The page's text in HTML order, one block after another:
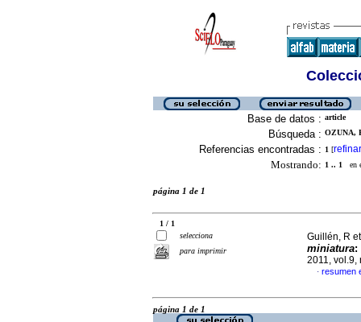
Base de datos : article
Búsqueda : OZUNA,
Referencias encontradas : 1 [refinar
Mostrando: 1 .. 1 en
página 1 de 1
1 / 1
selecciona
para imprimir
Guillén, R
miniatura:
2011, vol.9,
· resumen
página 1 de 1